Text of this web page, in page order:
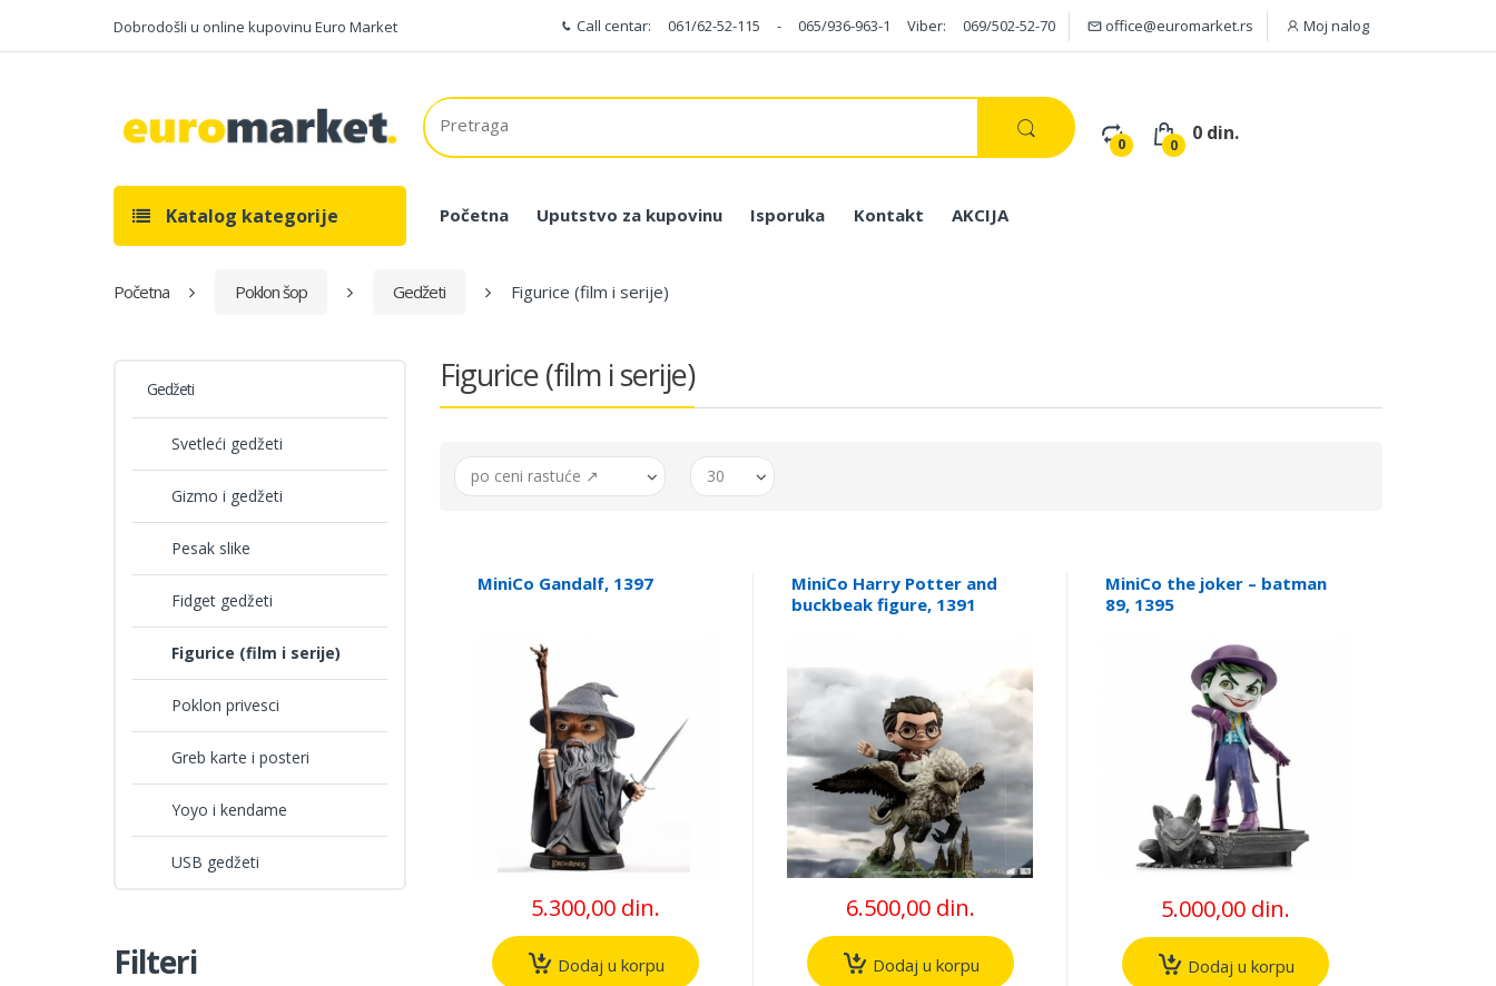
Dobrodošli u online kupovinu Euro Market Call centar: 061/62-52-115 - 065/936-963-1 Viber: 069/502-52-70 office@euromarket.rs Moj nalog
0 0
0 din.
Katalog kategorije Početna Uputstvo za kupovinu Isporuka Kontakt AKCIJA
Početna Poklon šop Gedžeti Figurice (film i serije)
Gedžeti
Svetleći gedžeti
Gizmo i gedžeti
Pesak slike
Fidget gedžeti
Figurice (film i serije)
Poklon privesci
Greb karte i posteri
Yoyo i kendame
USB gedžeti
Filteri
Figurice (film i serije)
po ceni rastuće ↗ 30
MiniCo Gandalf, 1397
5.300,00 din.
Dodaj u korpu
MiniCo Harry Potter and
buckbeak figure, 1391
6.500,00 din.
Dodaj u korpu
MiniCo the joker – batman
89, 1395
5.000,00 din.
Dodaj u korpu